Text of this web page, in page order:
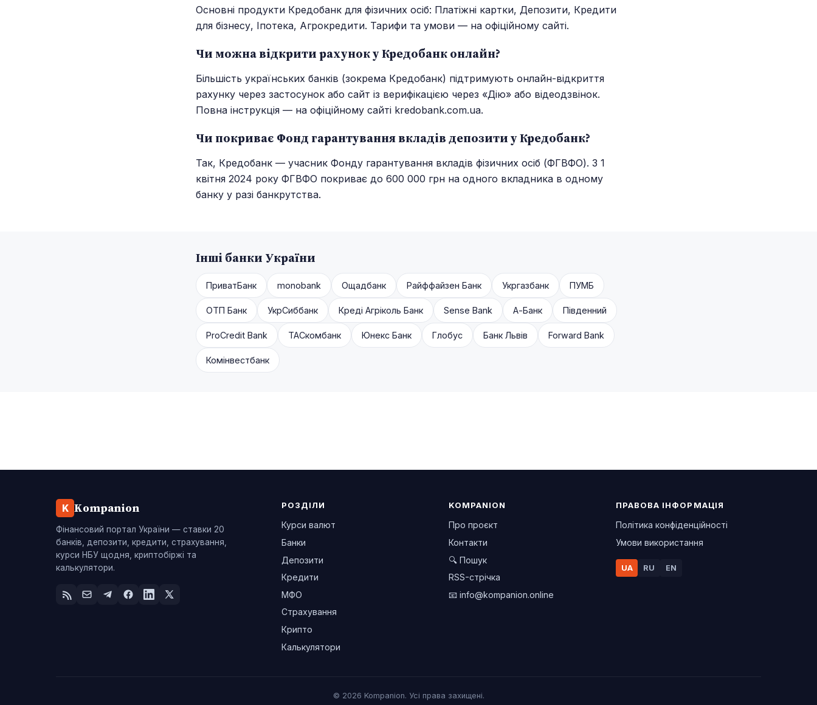
Основні продукти Кредобанк для фізичних осіб: Платіжні картки, Депозити, Кредити
для бізнесу, Іпотека, Агрокредити. Тарифи та умови — на офіційному сайті.
Чи можна відкрити рахунок у Кредобанк онлайн?
Більшість українських банків (зокрема Кредобанк) підтримують онлайн-відкриття
рахунку через застосунок або сайт із верифікацією через «Дію» або відеодзвінок.
Повна інструкція — на офіційному сайті kredobank.com.ua.
Чи покриває Фонд гарантування вкладів депозити у Кредобанк?
Так, Кредобанк — учасник Фонду гарантування вкладів фізичних осіб (ФГВФО). З 1
квітня 2024 року ФГВФО покриває до 600 000 грн на одного вкладника в одному
банку у разі банкрутства.
Інші банки України
ПриватБанк monobank Ощадбанк Райффайзен Банк Укргазбанк ПУМБ
ОТП Банк УкрСиббанк Креді Агріколь Банк Sense Bank А-Банк Південний
ProCredit Bank ТАСкомбанк Юнекс Банк Глобус Банк Львів Forward Bank
Комінвестбанк
K Kompanion
Фінансовий портал України — ставки 20
банків, депозити, кредити, страхування,
курси НБУ щодня, криптобіржі та
калькулятори.
РОЗДІЛИ
Курси валют
Банки
Депозити
Кредити
МФО
Страхування
Крипто
Калькулятори
KOMPANION
Про проєкт
Контакти
🔍 Пошук
RSS-стрічка
📧 info@kompanion.online
ПРАВОВА ІНФОРМАЦІЯ
Політика конфіденційності
Умови використання
UA RU EN
© 2026 Kompanion. Усі права захищені.